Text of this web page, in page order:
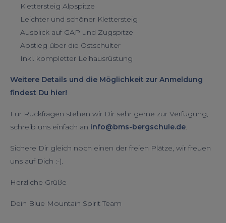
Klettersteig Alpspitze
Leichter und schöner Klettersteig
Ausblick auf GAP und Zugspitze
Abstieg über die Ostschulter
Inkl. kompletter Leihausrüstung
Weitere Details und die Möglichkeit zur Anmeldung
findest Du hier!
Für Rückfragen stehen wir Dir sehr gerne zur Verfügung,
schreib uns einfach an info@bms-bergschule.de.
Sichere Dir gleich noch einen der freien Plätze, wir freuen
uns auf Dich :-).
Herzliche Grüße
Dein Blue Mountain Spirit Team